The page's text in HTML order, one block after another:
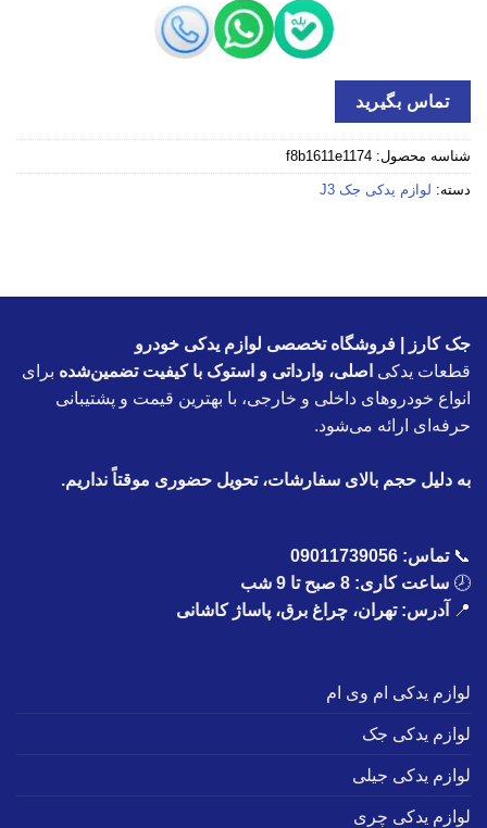
تماس بگیرید
شناسه محصول: f8b1611e1174
دسته: لوازم یدکی جک J3
جک کارز | فروشگاه تخصصی لوازم یدکی خودرو
قطعات یدکی اصلی، وارداتی و استوک با کیفیت تضمین‌شده برای
انواع خودروهای داخلی و خارجی، با بهترین قیمت و پشتیبانی
حرفه‌ای ارائه می‌شود.
به دلیل حجم بالای سفارشات، تحویل حضوری موقتاً نداریم.
📞تماس: 09011739056
🕗 ساعت کاری: 8 صبح تا 9 شب
📍
آدرس: تهران، چراغ برق، پاساژ کاشانی
لوازم یدکی ام وی ام
لوازم یدکی جک
لوازم یدکی جیلی
لوازم یدکی چری